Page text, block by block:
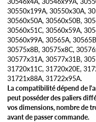
30550x199A, 30550x30A,
30560x50A, 30560x50B,
30560x51C, 30560x59A,
30560x99A, 30565A,
30575x8B, 30575x8C,
30577x31A, 30577x31B,
31720x11C, 31720x20E,
31721x88A, 31722x95A.
La compatibilité dépend de
peut posséder des paliers
vos dimensions, nombre de
avant de passer commande.